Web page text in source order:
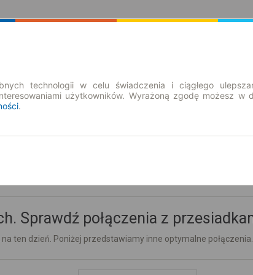
Sprawdź połączenia z
ten dzień. Poniżej przedstawiamy inne optymalne połączenia.
technologii w celu świadczenia i ciągłego
użytkowników. Wyrażoną zgodę możesz w
.